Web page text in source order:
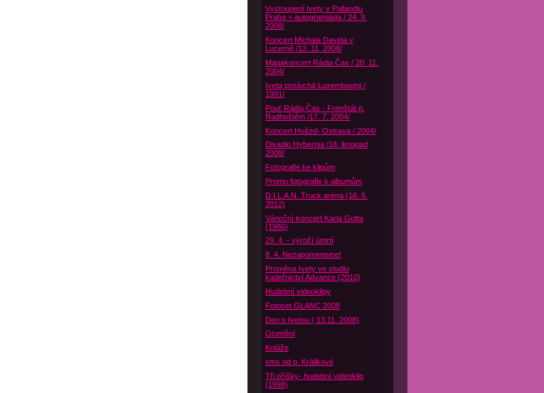
Vystoupení Ivety v Pallandiu
Praha + autogramiáda / 24. 9.
2008/
Koncert Michala Davida v
Lucerně /13. 11. 2008/
Magakoncert Rádia Čas / 20. 11.
2004/
Iveta posluchá Luxembourg /
1991/
Pouť Rádia Čas - Frenštát p.
Radhoštěm /17. 7. 2004/
Koncert Hvězd- Ostrava / 2004/
Divadlo Hybernia /18. listopad
2008/
Fotografie ke klipům
Promo fotografie k albumům
D.I.L.A.N. Truck aréna (16. 6.
2012)
Vánoční koncert Karla Gotta
(1986)
29. 4. - výročí úmrtí
8. 4. Nezapomeneme!
Proměna Ivety ve studiu
kadeřnictví Advance (2010)
Hudební videoklipy
Fotoset GLANC 2008
Den s Ivetou ( 13.11. 2008)
Ocenění
Koláže
sms od p. Králikové
Tři oříšky- hudební videoklip
(1998)